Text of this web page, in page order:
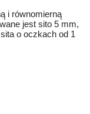
i równomierną
jest sito 5 mm,
o oczkach od 1